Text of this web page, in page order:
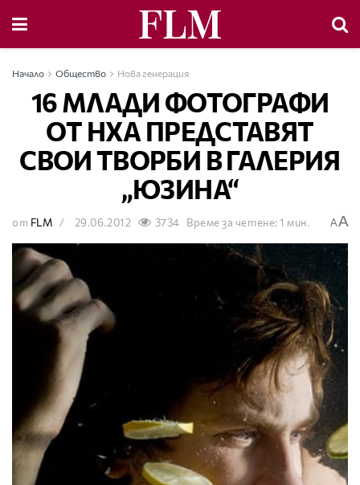
Начало Общество Нова генерация
16 МЛАДИ ФОТОГРАФИ
ОТ НХА ПРЕДСТАВЯТ
СВОИ ТВОРБИ В ГАЛЕРИЯ
„ЮЗИНА“
от FLM 29.06.2012 3734 Време за четене: 1 мин. AA